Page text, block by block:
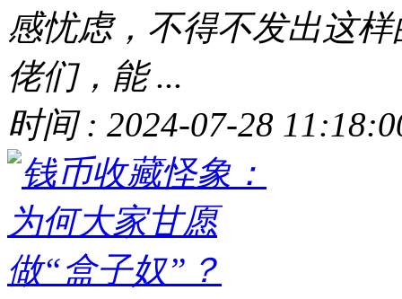
感忧虑，不得不发出这
佬们，能 ...
时间 : 2024-07-28